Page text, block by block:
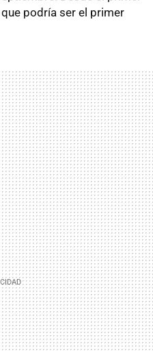
podría ser el primer